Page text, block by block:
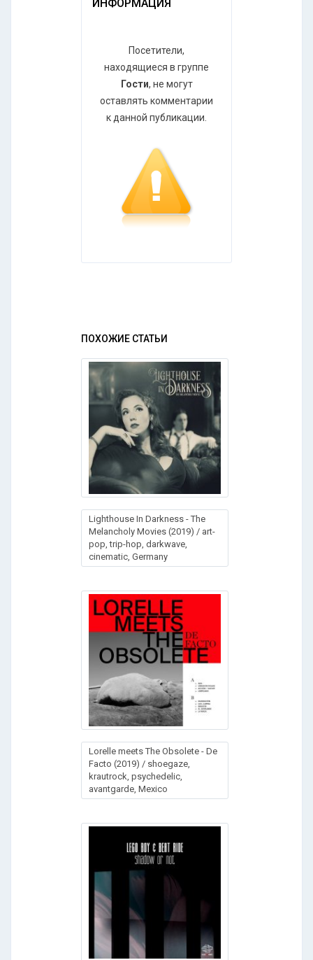
ИНФОРМАЦИЯ
Посетители,
находящиеся в группе
Гости, не могут
оставлять комментарии
к данной публикации.
ПОХОЖИЕ СТАТЬИ
Lighthouse In Darkness - The
Melancholy Movies (2019) / art-
pop, trip-hop, darkwave,
cinematic, Germany
Lorelle meets The Obsolete - De
Facto (2019) / shoegaze,
krautrock, psychedelic,
avantgarde, Mexico